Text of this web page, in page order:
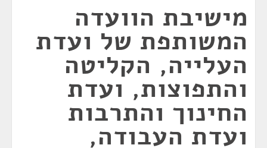
מישיבת הוועדה
המשותפת של ועדת
העלייה, הקליטה
והתפוצות, ועדת
החינוך והתרבות
ועדת העבודה,